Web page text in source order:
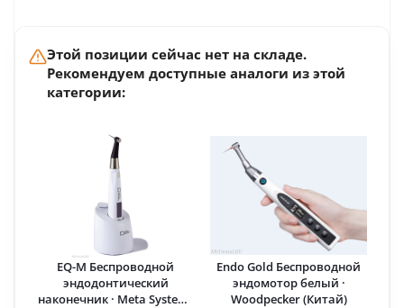
Этой позиции сейчас нет на складе.
Рекомендуем доступные аналоги из этой
категории:
EQ-M Беспроводной
эндодонтический
наконечник · Meta Systems
Endo Gold Беспроводной
эндомотор белый ·
Woodpecker (Китай)